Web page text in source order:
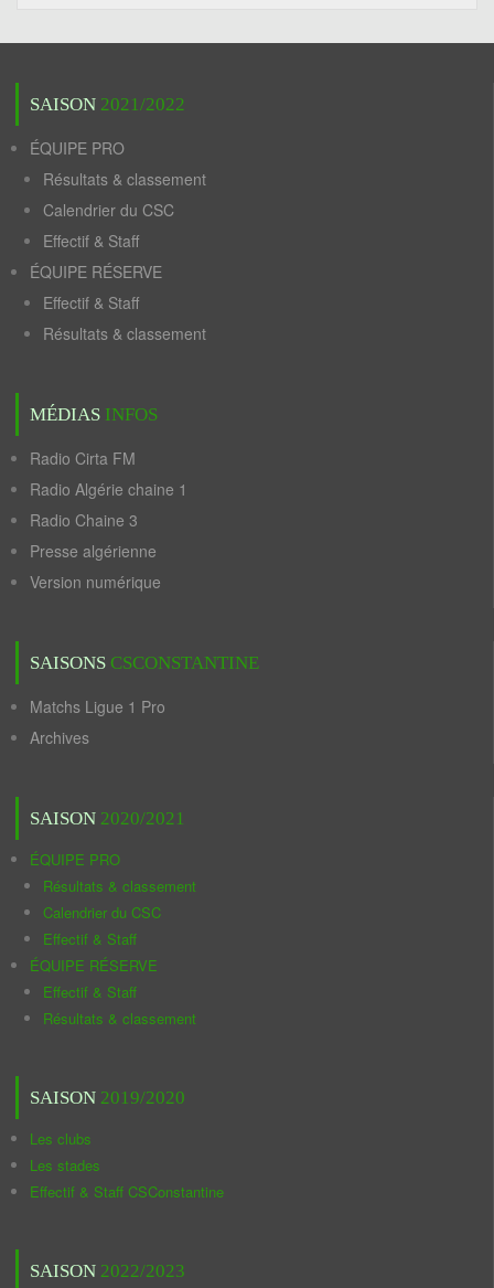
SAISON 2021/2022
ÉQUIPE PRO
Résultats & classement
Calendrier du CSC
Effectif & Staff
ÉQUIPE RÉSERVE
Effectif & Staff
Résultats & classement
MÉDIAS INFOS
Radio Cirta FM
Radio Algérie chaine 1
Radio Chaine 3
Presse algérienne
Version numérique
SAISONS CSCONSTANTINE
Matchs Ligue 1 Pro
Archives
SAISON 2020/2021
ÉQUIPE PRO
Résultats & classement
Calendrier du CSC
Effectif & Staff
ÉQUIPE RÉSERVE
Effectif & Staff
Résultats & classement
SAISON 2019/2020
Les clubs
Les stades
Effectif & Staff CSConstantine
SAISON 2022/2023